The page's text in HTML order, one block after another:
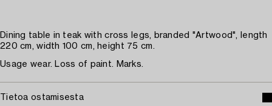
Dining table in teak with cross legs, branded "Artwood", length
220 cm, width 100 cm, height 75 cm.
Usage wear. Loss of paint. Marks.
Tietoa ostamisesta